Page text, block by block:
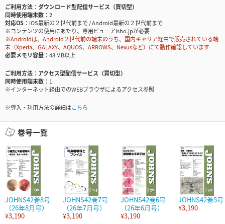
ご利用方法
ダウンロード型配信サービス（買切型）
同時使用端末数
2
対応OS
iOS最新の２世代前まで / Android最新の２世代前まで
※コンテンツの使用にあたり、専用ビューアisho.jpが必要
※Androidは、Android２世代前の端末のうち、国内キャリア経由で販売されている端
末（Xperia、GALAXY、AQUOS、ARROWS、Nexusなど）にて動作確認しています
必要メモリ容量
48 MB以上
ご利用方法
アクセス型配信サービス（買切型）
同時使用端末数
1
※インターネット経由でのWEBブラウザによるアクセス参照
※導入・利用方法の詳細はこちら
巻号一覧
JOHNS42巻8号
（26年8月号）
¥3,190
JOHNS42巻7号
（26年7月号）
¥3,190
JOHNS42巻6号
（26年6月号）
¥3,190
JOHNS42巻5号
¥3,190